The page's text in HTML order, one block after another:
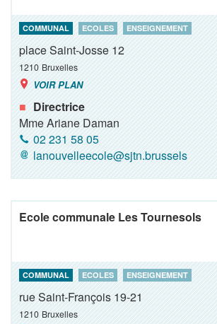
COMMUNAL ECOLES ENSEIGNEMENT
place Saint-Josse 12
1210 Bruxelles
VOIR PLAN
Directrice
Mme Ariane Daman
02 231 58 05
lanouvelleecole@sjtn.brussels
Ecole communale Les Tournesols
COMMUNAL ECOLES ENSEIGNEMENT
rue Saint-François 19-21
1210 Bruxelles